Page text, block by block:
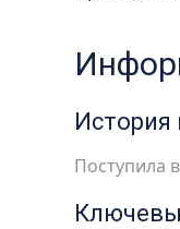
История
Поступила